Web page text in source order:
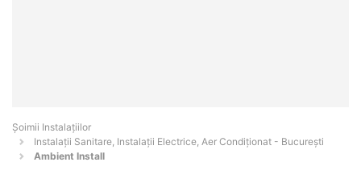
Şoimii Instalaţiilor
Instalații Sanitare, Instalații Electrice, Aer Condiționat - Bucureşti
Ambient Install